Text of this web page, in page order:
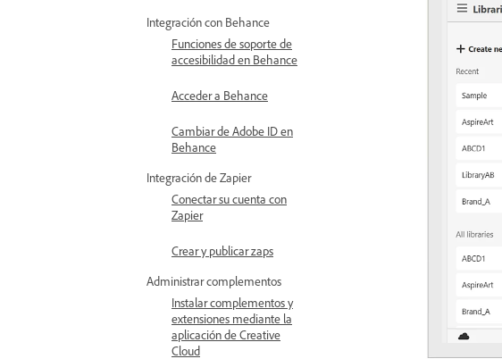
Integración con Behance
Funciones de soporte de
accesibilidad en Behance
Acceder a Behance
Cambiar de Adobe ID en
Behance
Integración de Zapier
Conectar su cuenta con
Zapier
Crear y publicar zaps
Administrar complementos
Instalar complementos y
extensiones mediante la
aplicación de Creative
Cloud